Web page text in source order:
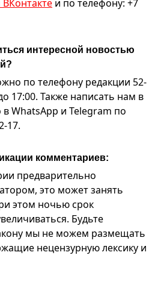
и по телефону: +7
интересной новостью
по телефону редакции 52-
17:00. Также написать нам в
WhatsApp и Telegram по
17.
комментариев:
предварительно
это может занять
этом ночью срок
Будьте
мы не можем размещать
нецензурную лексику и